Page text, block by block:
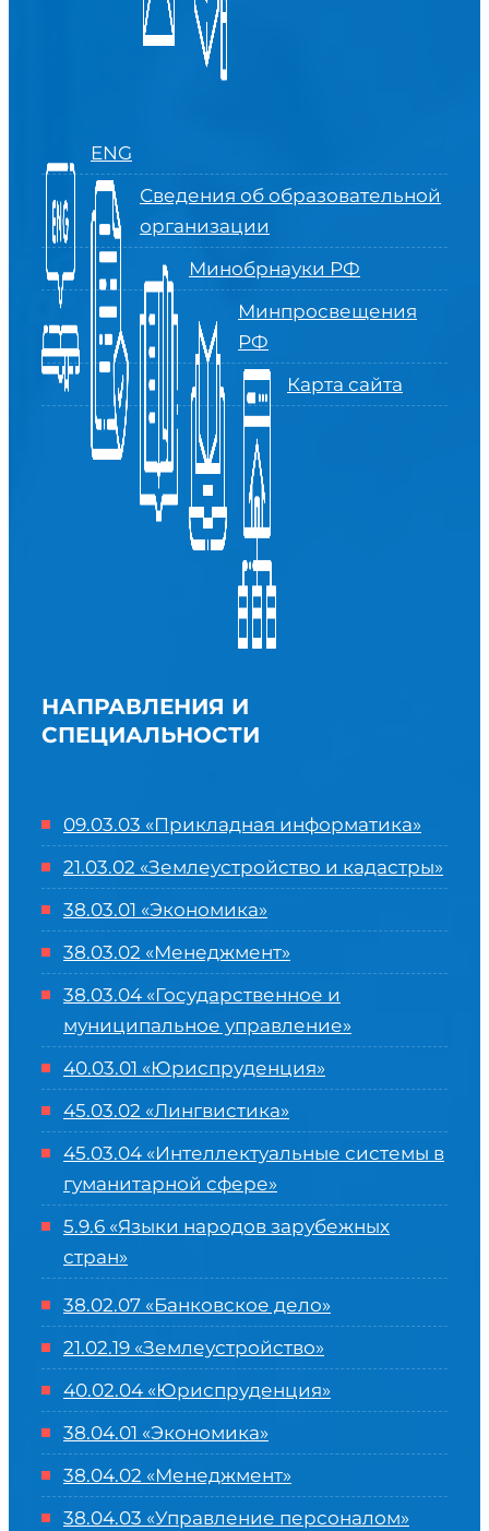
ENG
Сведения об образовательной
организации
Минобрнауки РФ
Минпросвещения
РФ
Карта сайта
НАПРАВЛЕНИЯ И
СПЕЦИАЛЬНОСТИ
09.03.03 «Прикладная информатика»
21.03.02 «Землеустройство и кадастры»
38.03.01 «Экономика»
38.03.02 «Менеджмент»
38.03.04 «Государственное и
муниципальное управление»
40.03.01 «Юриспруденция»
45.03.02 «Лингвистика»
45.03.04 «Интеллектуальные системы в
гуманитарной сфере»
5.9.6 «Языки народов зарубежных
стран»
38.02.07 «Банковское дело»
21.02.19 «Землеустройство»
40.02.04 «Юриспруденция»
38.04.01 «Экономика»
38.04.02 «Менеджмент»
38.04.03 «Управление персоналом»